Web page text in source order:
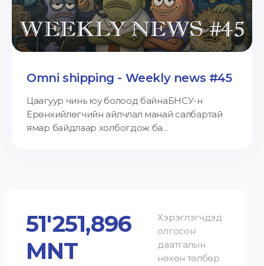
Omni shipping - Weekly news #45
Цаагуур чинь юу болоод байнаБНСУ-н
Ерөнхийлөгчийн айлчлал манай салбартай
ямар байдлаар холбогдож ба...
51'251,896
MNT
Хэрэглэгчдэд
олгосон
даатгалын
нөхөн төлбөр